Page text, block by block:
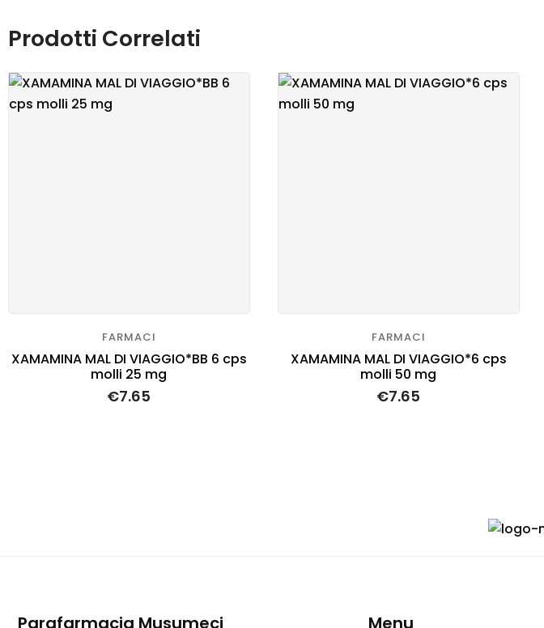
Prodotti Correlati
FARMACI
XAMAMINA MAL DI VIAGGIO*BB 6 cps
molli 25 mg
€7.65
FARMACI
XAMAMINA MAL DI VIAGGIO*6 cps
molli 50 mg
€7.65
Parafarmacia Musumeci Menu